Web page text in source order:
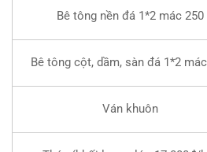
Bê tông nền đá 1*2 mác 250
Bê tông cột, dầm, sàn đá 1*2
Ván khuôn